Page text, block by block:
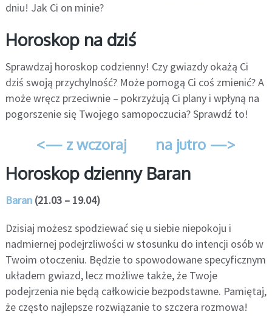
dniu! Jak Ci on minie?
Horoskop na dziś
Sprawdzaj horoskop codzienny! Czy gwiazdy okażą Ci
dziś swoją przychylność? Może pomogą Ci coś zmienić? A
może wręcz przeciwnie – pokrzyżują Ci plany i wpłyną na
pogorszenie się Twojego samopoczucia? Sprawdź to!
<— z wczoraj na jutro —>
Horoskop dzienny Baran
Baran(21.03 – 19.04)
Dzisiaj możesz spodziewać się u siebie niepokoju i
nadmiernej podejrzliwości w stosunku do intencji osób w
Twoim otoczeniu. Będzie to spowodowane specyficznym
układem gwiazd, lecz możliwe także, że Twoje
podejrzenia nie będą całkowicie bezpodstawne. Pamiętaj,
że często najlepsze rozwiązanie to szczera rozmowa!